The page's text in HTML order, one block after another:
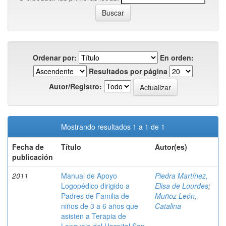
Ordenar por:
En orden:
Resultados por página
Autor/Registro:
Mostrando resultados 1 a 1 de 1
Fecha de
publicación
Título Autor(es)
2011
Manual de Apoyo
Logopédico dirigido a
Padres de Familia de
niños de 3 a 6 años que
asisten a Terapia de
Piedra Martínez,
Elisa de Lourdes;
Muñoz León,
Catalina